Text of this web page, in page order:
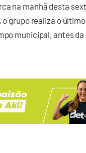
na manhã desta
o grupo realiza o
municipal, antes